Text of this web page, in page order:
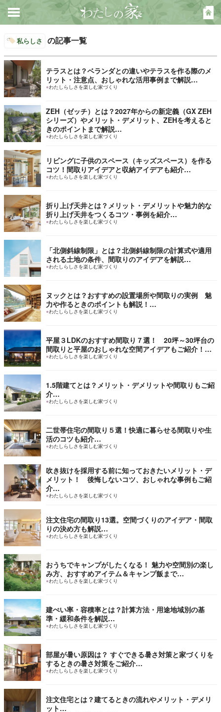
私らしさ の記事一覧
テラスとは？ベランダとの違いやテラスを作る際のメ
リット・注意点、おしゃれな活用事例まで解説…
●わたしらしさを楽しむ家づくり
ZEH（ゼッチ）とは？2027年からの新定義（GX ZEH
シリーズ）やメリット・デメリット、ZEHを考えると
きのポイントまで解説…
●わたしらしさを楽しむ家づくり
リビングに子供のスペース（キッズスペース）を作る
コツ！間取りアイデアと収納アイデアも紹介…
●わたしらしさを楽しむ家づくり
折り上げ天井とは？メリット・デメリットや魅力的な
折り上げ天井をつくるコツ・事例を紹介…
●わたしらしさを楽しむ家づくり
「北側斜線制限」とは？北側斜線制限の計算式や適用
される土地の条件、間取りのアイデアを解説…
●わたしらしさを楽しむ家づくり
ヌックとは？おすすめの設置場所や間取りの実例 魅
力や作るときのポイントも解説！…
●わたしらしさを楽しむ家づくり
平屋３LDKのおすすめ間取り７選！ 20坪～30坪台の
間取りと平屋のおしゃれな空間アイデアもご紹介！…
●わたしらしさを楽しむ家づくり
1.5階建てとは？メリット・デメリットや間取りもご紹
介…
●わたしらしさを楽しむ家づくり
二世帯住宅の間取り５選！快適に暮らせる間取りや生
活のコツも紹介…
●わたしらしさを楽しむ家づくり
吹き抜けを採用する前に知っておきたいメリット・デ
メリット！ 後悔しないコツ、おしゃれな事例もご紹
介…
●わたしらしさを楽しむ家づくり
注文住宅の間取り13選。空間づくりのアイデア・間取
りの決め方も解説…
●わたしらしさを楽しむ家づくり
おうちでキャンプがしたくなる！ 魅力や空間別の楽し
み方、おすすめアイテム＆キャンプ飯まで…
●わたしらしさを楽しむ家づくり
建ぺい率・容積率とは？計算方法・用途地域別の基
準・緩和条件を解説…
●わたしらしさを楽しむ家づくり
部屋が暑い原因は？ すぐできる暑さ対策と家づくりを
するときの暑さ対策をご紹介…
●わたしらしさを楽しむ家づくり
注文住宅とは？建てるときの流れやメリット・デメリ
ット…